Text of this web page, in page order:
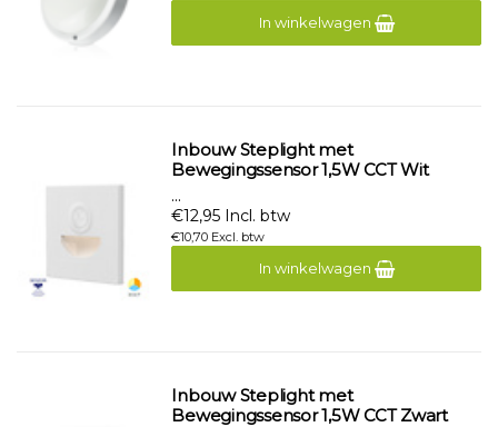
In winkelwagen
Inbouw Steplight met
Bewegingssensor 1,5W CCT Wit
...
€12,95 Incl. btw
€10,70 Excl. btw
In winkelwagen
Inbouw Steplight met
Bewegingssensor 1,5W CCT Zwart